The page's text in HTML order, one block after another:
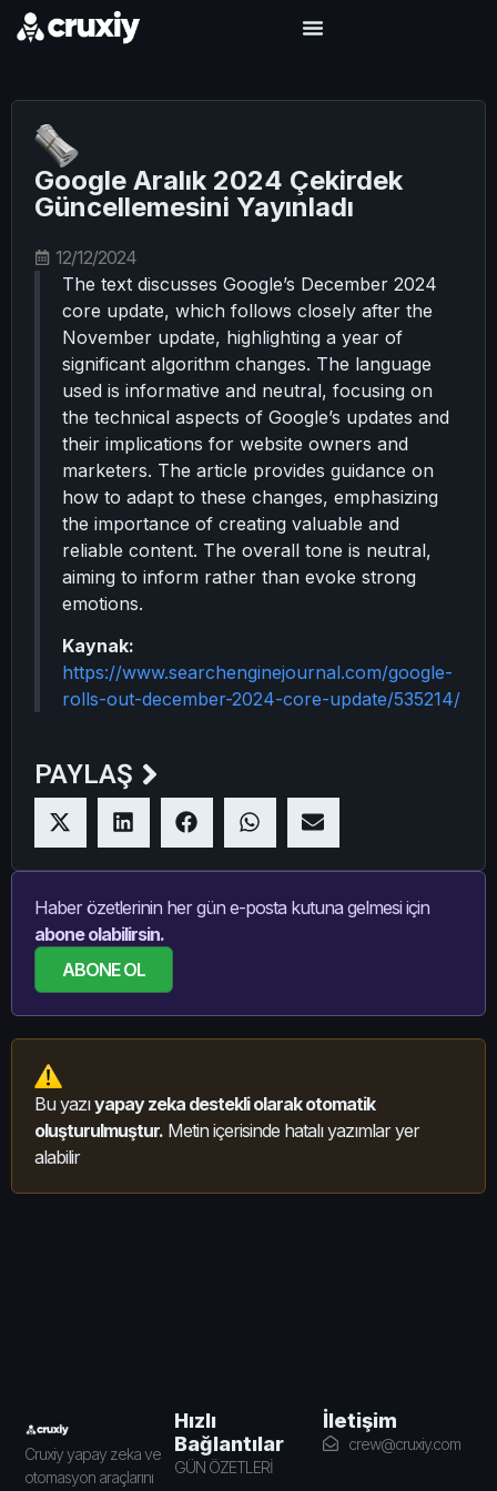
Google Aralık 2024 Çekirdek
Güncellemesini Yayınladı
12/12/2024
The text discusses Google’s December 2024
core update, which follows closely after the
November update, highlighting a year of
significant algorithm changes. The language
used is informative and neutral, focusing on
the technical aspects of Google’s updates and
their implications for website owners and
marketers. The article provides guidance on
how to adapt to these changes, emphasizing
the importance of creating valuable and
reliable content. The overall tone is neutral,
aiming to inform rather than evoke strong
emotions.
Kaynak:
https://www.searchenginejournal.com/google-
rolls-out-december-2024-core-update/535214/
PAYLAŞ
Haber özetlerinin her gün e-posta kutuna gelmesi için
abone olabilirsin.
ABONE OL
Bu yazıyapay zeka destekli olarak otomatik
oluşturulmuştur. Metin içerisinde hatalı yazımlar yer
alabilir
Cruxiy yapay zeka ve
otomasyon araçlarını
Hızlı
Bağlantılar
GÜN ÖZETLERİ
İletişim
crew@cruxiy.com